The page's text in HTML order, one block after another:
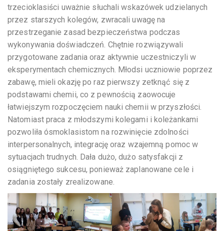
trzecioklasiści uważnie słuchali wskazówek udzielanych
przez starszych kolegów, zwracali uwagę na
przestrzeganie zasad bezpieczeństwa podczas
wykonywania doświadczeń. Chętnie rozwiązywali
przygotowane zadania oraz aktywnie uczestniczyli w
eksperymentach chemicznych. Młodsi uczniowie poprzez
zabawę, mieli okazję po raz pierwszy zetknąć się z
podstawami chemii, co z pewnością zaowocuje
łatwiejszym rozpoczęciem nauki chemii w przyszłości.
Natomiast praca z młodszymi kolegami i koleżankami
pozwoliła ósmoklasistom na rozwinięcie zdolności
interpersonalnych, integrację oraz wzajemną pomoc w
sytuacjach trudnych. Dała dużo, dużo satysfakcji z
osiągniętego sukcesu, ponieważ zaplanowane cele i
zadania zostały zrealizowane.